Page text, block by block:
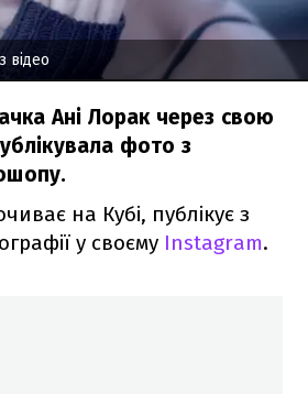
відео
Ані Лорак через свою
фото з
на Кубі, публікує з
у своєму Instagram.